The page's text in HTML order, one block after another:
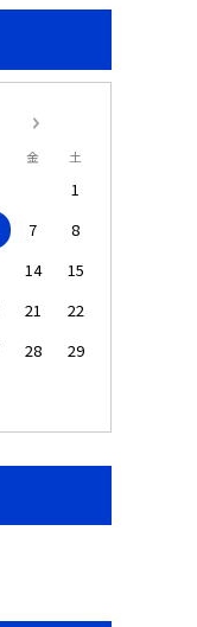
金 土
1
7
8
14
15
21
22
28
29